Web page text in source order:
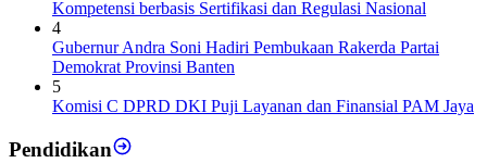
Kompetensi berbasis Sertifikasi dan Regulasi Nasional
4
Gubernur Andra Soni Hadiri Pembukaan Rakerda Partai
Demokrat Provinsi Banten
5
Komisi C DPRD DKI Puji Layanan dan Finansial PAM Jaya
Pendidikan